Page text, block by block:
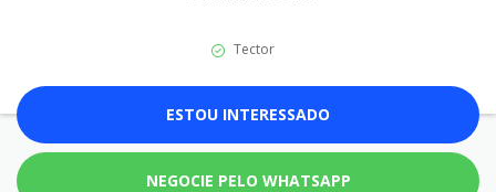
Tector
ESTOU INTERESSADO
NEGOCIE PELO WHATSAPP